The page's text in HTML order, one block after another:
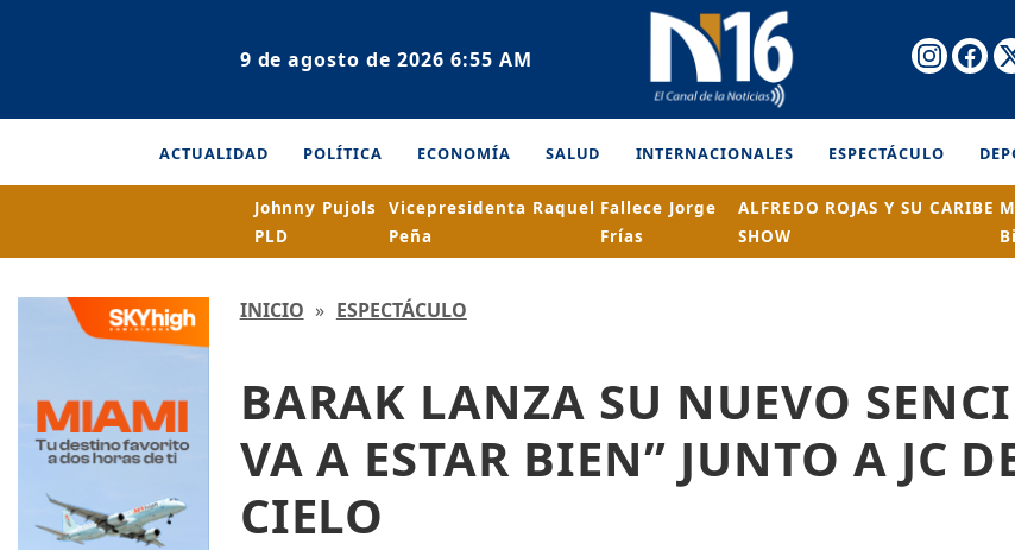
9 de agosto de 2026 6:55 AM
ACTUALIDAD POLÍTICA ECONOMÍA SALUD INTERNACIONALES ESPECTÁCULO
Johnny Pujols
PLD
Vicepresidenta Raquel
Peña
Fallece Jorge
Frías
ALFREDO ROJAS Y SU CARIBE
SHOW
INICIO » ESPECTÁCULO
BARAK LANZA SU NUEVO
VA A ESTAR BIEN” JUNTO A JC
CIELO